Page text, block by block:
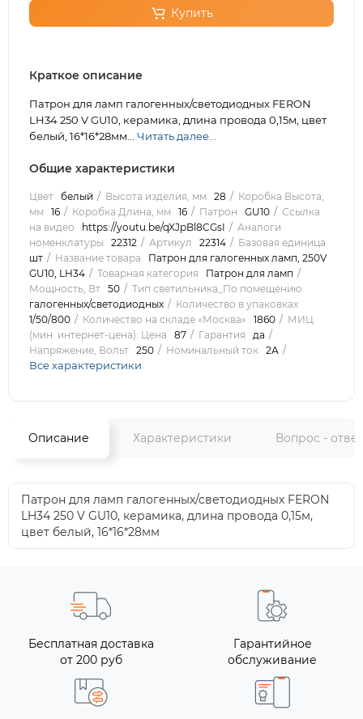
Купить
Краткое описание
Патрон для ламп галогенных/светодиодных FERON
LH34 250 V GU10, керамика, длина провода 0,15м, цвет
белый, 16*16*28мм... Читать далее...
Общие характеристики
Цвет белый Высота изделия, мм 28
Коробка Высота,
мм 16 Коробка Длина, мм 16 Патрон GU10
Ссылка
на видео
https://youtu.be/qXJpBl8CGsI
Аналоги
номенклатуры
22312 Артикул 22314
Базовая единица
шт
Название товара
Патрон для галогенных ламп, 250V
GU10, LH34
Товарная категория
Патрон для ламп
Мощность, Вт 50
Тип светильника_По помещению
галогенных/светодиодных
Количество в упаковках
1/50/800
Количество на складе «Москва» 1860
МИЦ
(мин. интернет-цена): Цена
87 Гарантия
да
Напряжение, Вольт 250 Номинальный ток 2А
Все характеристики
Описание Характеристики Вопрос -
Патрон для ламп галогенных/светодиодных FERON
LH34 250 V GU10, керамика, длина провода 0,15м,
цвет белый, 16*16*28мм
Бесплатная доставка
от 200 руб
Гарантийное
обслуживание